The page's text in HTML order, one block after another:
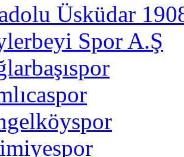
Üsküdar
Spor A.Ş